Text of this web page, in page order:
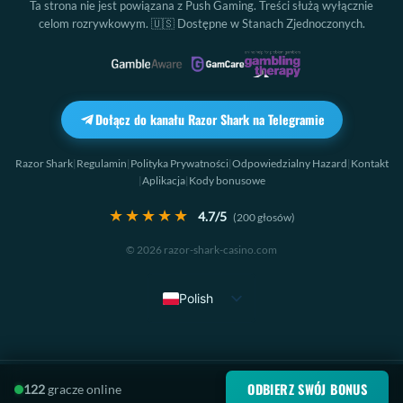
122gracze online ODBIERZ SWÓJ BONUS
Ta strona nie jest powiązana z Push Gaming. Treści służą wyłącznie
celom rozrywkowym. 🇺🇸 Dostępne w Stanach Zjednoczonych.
Dołącz do kanału Razor Shark na Telegramie
Razor Shark| Regulamin| Polityka Prywatności|Odpowiedzialny Hazard| Kontakt
|Aplikacja| Kody bonusowe
★★★★★ 4.7/5 (200głosów)
© 2026 razor-shark-casino.com
Polish